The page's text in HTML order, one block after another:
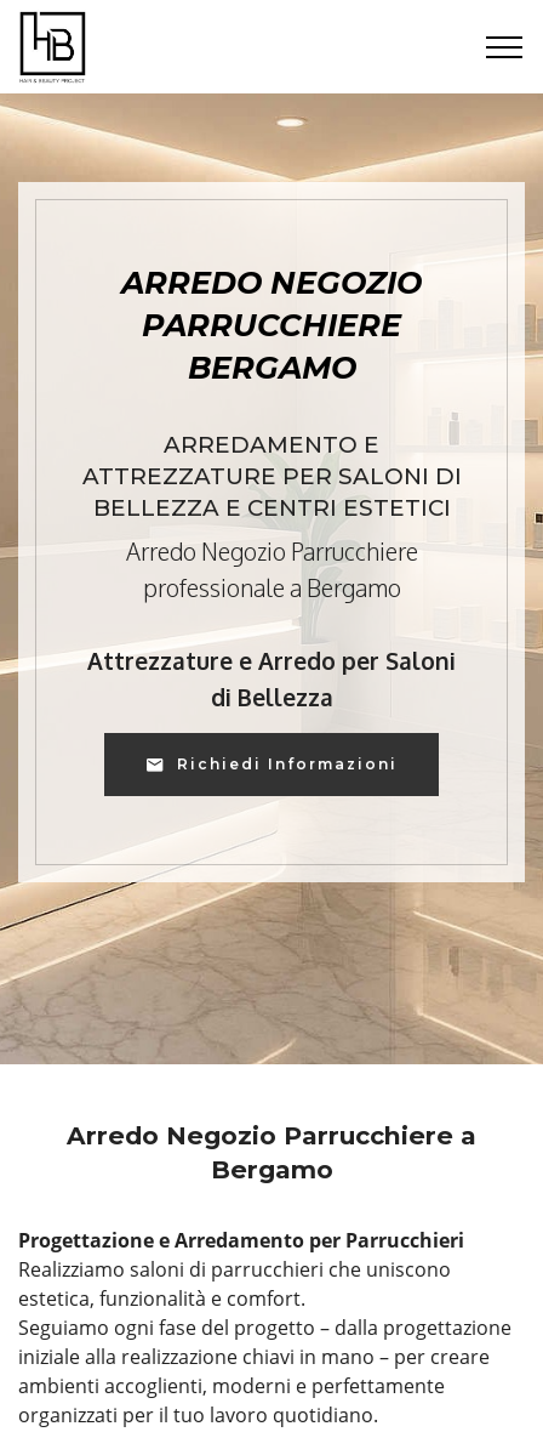
ARREDO NEGOZIO
PARRUCCHIERE
BERGAMO
ARREDAMENTO E
ATTREZZATURE PER SALONI DI
BELLEZZA E CENTRI ESTETICI
Arredo Negozio Parrucchiere
professionale a Bergamo
Attrezzature e Arredo per Saloni
di Bellezza
Richiedi Informazioni
Arredo Negozio Parrucchiere a
Bergamo
Progettazione e Arredamento per Parrucchieri
Realizziamo saloni di parrucchieri che uniscono
estetica, funzionalità e comfort.
Seguiamo ogni fase del progetto – dalla progettazione
iniziale alla realizzazione chiavi in mano – per creare
ambienti accoglienti, moderni e perfettamente
organizzati per il tuo lavoro quotidiano.